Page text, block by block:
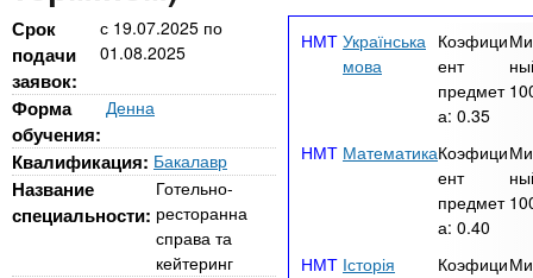
e
n
t
б
н
ы
х
з
а
в
Частные школы
Онлайн курсы
За рубежом
Срок
подачи
заявок:
с 19.07.2025 по
01.08.2025
Форма
обучения:
Денна
Квалификация: Бакалавр
Название
специальности:
Готельно-
ресторанна
справа та
кейтеринг
Українська
мова
Коэфици
ент
предмет
а: 0.35
МатематикаКоэфици
ент
предмет
а: 0.40
Історія
Коэфици